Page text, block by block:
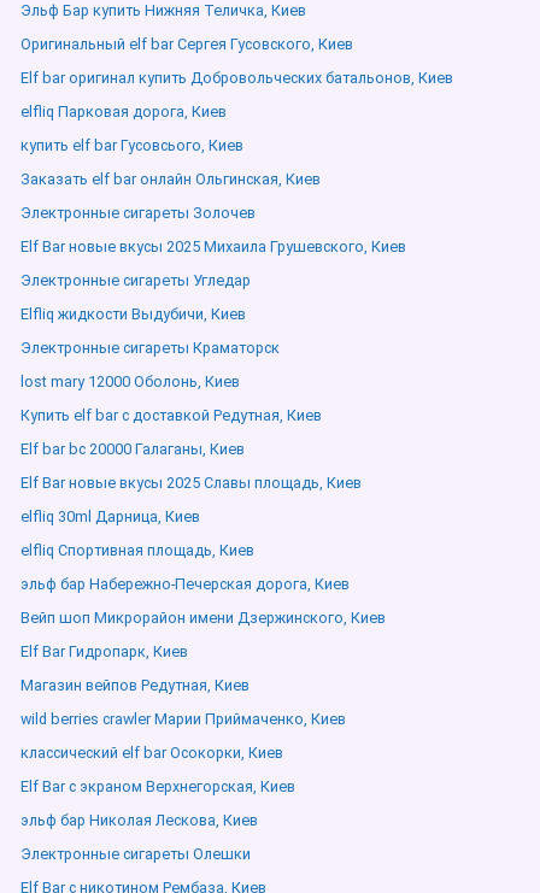
Эльф Бар купить Нижняя Теличка, Киев
Оригинальный elf bar Сергея Гусовского, Киев
Elf bar оригинал купить Добровольческих батальонов, Киев
elfliq Парковая дорога, Киев
купить elf bar Гусовсього, Киев
Заказать elf bar онлайн Ольгинская, Киев
Электронные сигареты Золочев
Elf Bar новые вкусы 2025 Михаила Грушевского, Киев
Электронные сигареты Угледар
Elfliq жидкости Выдубичи, Киев
Электронные сигареты Краматорск
lost mary 12000 Оболонь, Киев
Купить elf bar с доставкой Редутная, Киев
Elf bar bc 20000 Галаганы, Киев
Elf Bar новые вкусы 2025 Славы площадь, Киев
elfliq 30ml Дарница, Киев
elfliq Спортивная площадь, Киев
эльф бар Набережно-Печерская дорога, Киев
Вейп шоп Микрорайон имени Дзержинского, Киев
Elf Bar Гидропарк, Киев
Магазин вейпов Редутная, Киев
wild berries crawler Марии Приймаченко, Киев
классический elf bar Осокорки, Киев
Elf Bar с экраном Верхнегорская, Киев
эльф бар Николая Лескова, Киев
Электронные сигареты Олешки
Elf Bar с никотином Рембаза, Киев